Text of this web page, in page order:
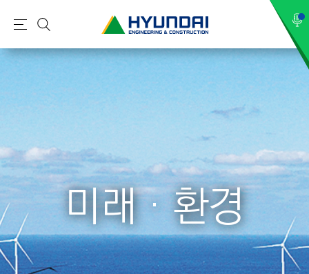
현
건
H
U
N
D
A
I
:
메
뉴
검
색
미래 · 환경